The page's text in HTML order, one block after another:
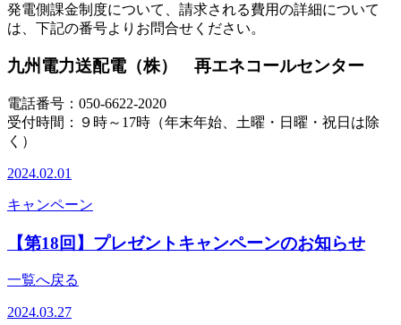
発電側課金制度について、請求される費用の詳細について
は、下記の番号よりお問合せください。
九州電力送配電（株） 再エネコールセンター
電話番号：050-6622-2020
受付時間：９時～17時（年末年始、土曜・日曜・祝日は除
く）
2024.02.01
キャンペーン
【第18回】プレゼントキャンペーンのお知らせ
一覧へ戻る
2024.03.27